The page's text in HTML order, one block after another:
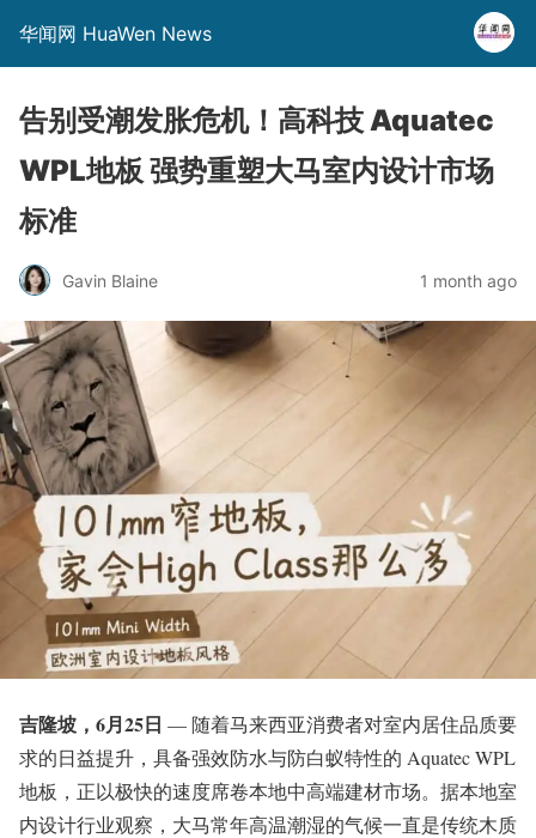
华闻网 HuaWen News
告别受潮发胀危机！高科技 Aquatec
WPL地板 强势重塑大马室内设计市场
标准
Gavin Blaine 1 month ago
吉隆坡，6月25日 — 随着马来西亚消费者对室内居住品质要
求的日益提升，具备强效防水与防白蚁特性的 Aquatec WPL
地板，正以极快的速度席卷本地中高端建材市场。据本地室
内设计行业观察，大马常年高温潮湿的气候一直是传统木质